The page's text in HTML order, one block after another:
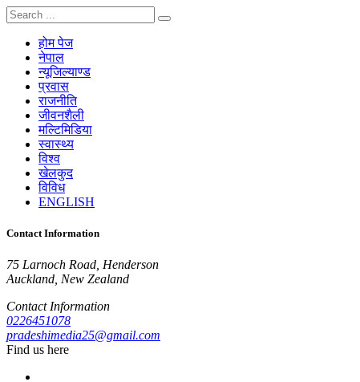
होम पेज
नेपाल
न्यूजिल्याण्ड
प्रवास
राजनीति
जीवनशैली
मल्टिमिडिया
स्वास्थ्य
विश्व
खेलकुद
विविध
ENGLISH
Contact Information
75 Larnoch Road, Henderson
Auckland, New Zealand
Contact Information
0226451078
pradeshimedia25@gmail.com
Find us here